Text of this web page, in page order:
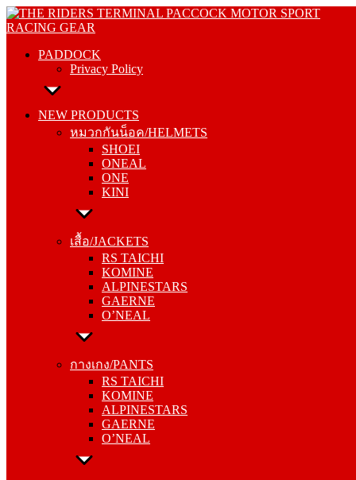
Skip
to
PADDOCK
Privacy Policy
NEW PRODUCTS
หมวกกันน็อค/HELMETS
SHOEI
ONEAL
ONE
KINI
เสื้อ/JACKETS
RS TAICHI
KOMINE
ALPINESTARS
GAERNE
O’NEAL
กางเกง/PANTS
RS TAICHI
KOMINE
ALPINESTARS
GAERNE
O’NEAL
PADDOCK
NEW PRODUCTS
SHOEI
ONEAL
ONE
KINI
เสื้อ/JACKETS
KOMINE
ALPINESTARS
GAERNE
O’NEAL
กางเกง/PANTS
KOMINE
ALPINESTARS
GAERNE
O’NEAL
รองเท้า/BOOTS